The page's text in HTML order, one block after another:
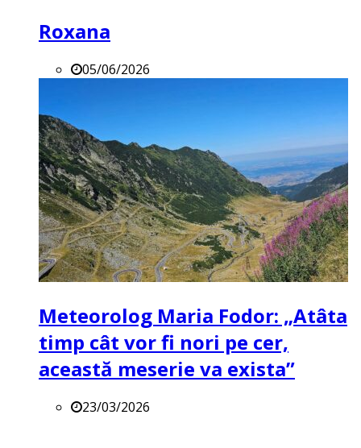
Roxana
05/06/2026
Meteorolog Maria Fodor: „Atâta
timp cât vor fi nori pe cer,
această meserie va exista”
23/03/2026